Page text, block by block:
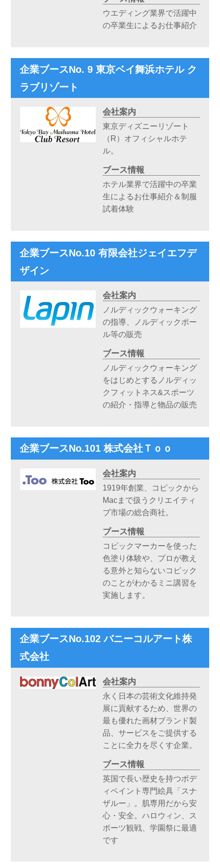
ウエディング業界で活躍中
の卒業生によるお仕事紹介
企業ブースNo. 9 東京ベイ舞浜ホテル ク
ラブリゾート
会社案内
東京ディズニーリゾート
（R）オフィシャルホテ
ル。
ブース情報
ホテル業界で活躍中の卒業
生によるお仕事紹介＆制服
試着体験
企業ブースNo.10 有限会社ジェイエフデ
ザイン
会社案内
ノルディックウォーキング
の指導、ノルディックポー
ル等の販売
ブース情報
ノルディックウォーキング
をはじめとするノルディッ
クフィットネス&スポーツ
の紹介・指導と物品の販売
企業ブースNo.101 株式会社Ｔｏｏ
会社案内
1919年創業、コピックから
Macまで扱うクリエイティ
ブ市場の総合商社。
ブース情報
コピックマーカーを使った
色塗り体験や、プロが教え
る意外と知らないコピック
のことがわかるミニ講習を
実施します。
企業ブースNo.102 バニーコルアート株
式会社
会社案内
永く日本の芸術文化維持発
展に貢献するため、世界の
最も優れた画材ブランド製
品、サービスをご提供する
ことに全力を尽くす企業。
ブース情報
英国で長い歴史を持つボデ
ィペイント専門絵具「スナ
ザルー」。肌専用だから安
心・安全。ハロウィン、ス
ポーツ観戦、学園祭に最適
です